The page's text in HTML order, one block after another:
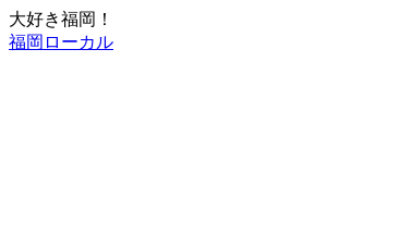
大好き福岡！
福岡ローカル